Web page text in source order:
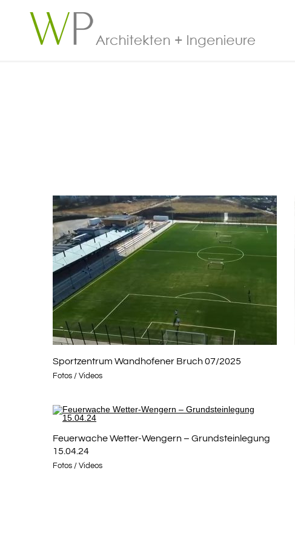
Sportzentrum Wandhofener Bruch 07/2025
Fotos / Videos
Feuerwache Wetter-Wengern – Grundsteinlegung
15.04.24
Fotos / Videos